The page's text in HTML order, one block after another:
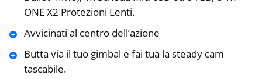
ONE X2 Protezioni Lenti.
Avvicinati al centro dell’azione
Butta via il tuo gimbal e fai tua la steady cam
tascabile.